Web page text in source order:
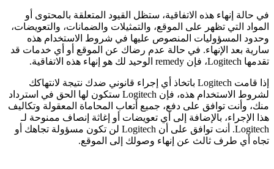
في حالة إنهاء هذه الاتفاقية، ستظل القيود المتعلقة بالمحتوى أو
المواد التي تظهر على الموقع، والتمثيلات والضمانات، والتعويضات،
وحدود المسؤوليات المنصوص عليها في شروط الاستخدام هذه
سارية بعد الإنهاء. في حالة عدم رضاك عن الموقع أو أي خدمات قد
تقدمها Logitech، فإن remedy الوحيد لك هو إنهاء هذه الاتفاقية.
إذا قامت Logitech باتخاذ أي إجراء قانوني ضدك نتيجة لانتهاكك
لشروط الاستخدام هذه، فإن Logitech ستكون لها الحق في استرداد
منك، وأنت توافق على دفع، جميع أتعاب المحاماة المعقولة وتكاليف
هذا الإجراء، بالإضافة إلى أي تعويضات أو إغاثة إنصاف ممنوحة لـ
Logitech. أنت توافق على أن Logitech لن تكون مسؤولة تجاهك أو
تجاه أي طرف ثالث عن إنهاء وصولك إلى الموقع.